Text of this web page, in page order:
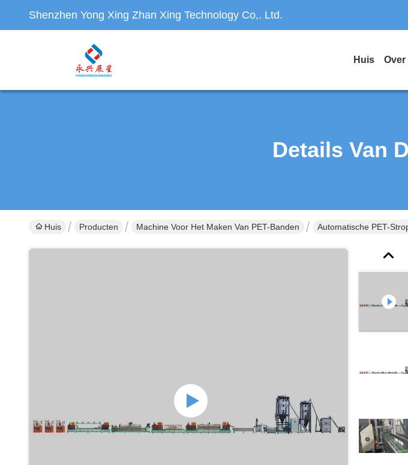
Shenzhen Yong Xing Zhan Xing Technology Co,. Ltd.
Huis Over
Details Van
Huis Producten Machine Voor Het Maken Van PET-Banden Automatische PET-